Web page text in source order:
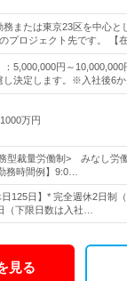
務または東京23区を中心と
プロジェクト先です。 【
：5,000,000円～
し決定します。※入社後6か
万円
型裁量労働制> みなし労
務時間例】9:0…
125日】* 完全週休2日制
（下限日数は入社…
見る